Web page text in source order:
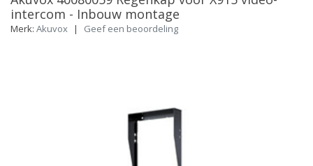
intercom - Inbouw montage
Merk: Akuvox | Geef een beoordeling